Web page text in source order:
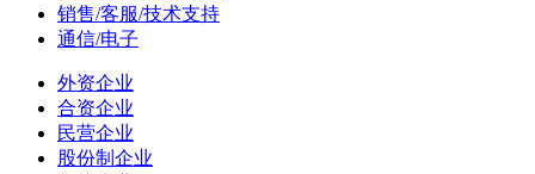
销售/客服/技术支持
通信/电子
外资企业
合资企业
民营企业
股份制企业